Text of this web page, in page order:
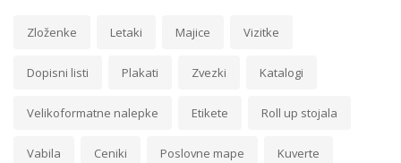
Zloženke Letaki Majice Vizitke
Dopisni listi Plakati Zvezki Katalogi
Velikoformatne nalepke Etikete Roll up stojala
Vabila Ceniki Poslovne mape Kuverte